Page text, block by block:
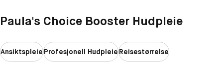
Paula's Choice Booster Hudpleie
AnsiktspleieProfesjonell HudpleieReisestørrelse